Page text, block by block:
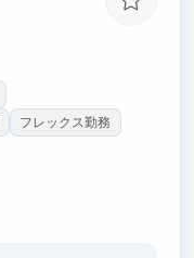
フレックス勤務